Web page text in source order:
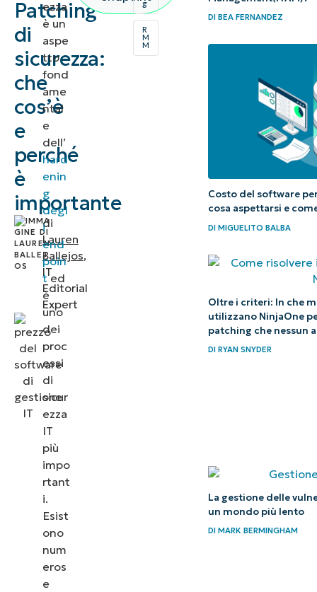
Patching
di
sicurezza:
che
cos’è
e
perché
è
importante
di
Lauren
Ballejos,
IT
Editorial
Expert
di
essenziali
patching
di
Che cos’è il
ezza
è un
aspe
tto
fond
ame
ntal
e
dell’
hard
enin
g
degl
i
end
poin
ted
è
uno
dei
proc
essi
di
sicur
ezza
IT
più
impo
rtant
i.
Esist
ono
num
eros
e
g
R
M
M
DI BEA FERNANDEZ
Costo del software
cosa aspettarsi e
DI MIGUELITO BALBA
Oltre i criteri: In che
utilizzano NinjaOne
patching che nessun
DI RYAN SNYDER
La gestione delle
un mondo più lento
DI MARK BERMINGHAM